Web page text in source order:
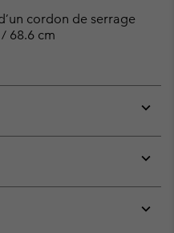
cordon de serrage
68.6 cm
or
or